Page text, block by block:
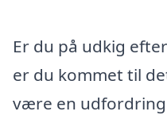
Er du på udkig
er du kommet til
være en